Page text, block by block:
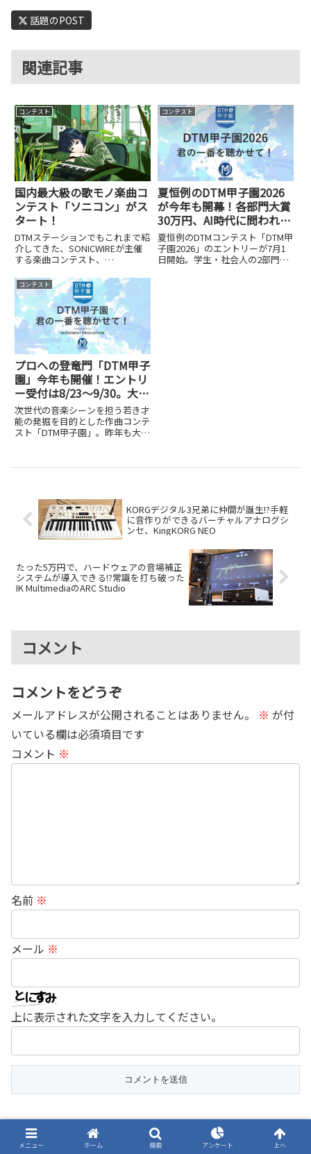
話題のPOST
関連記事
コンテスト
国内最大級の歌モノ楽曲コ
ンテスト「ソニコン」がス
タート！
DTMステーションでもこれまで紹
介してきた、SONICWIREが主催
する楽曲コンテスト、
ニコン」がスタートしました。今
回で6回目を迎えるソニコンは、
本日3月17日（火）から募集を開
始しており、終了...
コンテスト
夏恒例のDTM甲子園2026
が今年も開幕！各部門大賞
30万円、AI時代に問われる
作曲力とは
夏恒例のDTMコンテスト「DTM甲
子園2026」のエントリーが7月1
日開始。学生・社会人の2部門で
コンテスト
プロへの登竜門「DTM甲子
園」今年も開催！エントリ
ー受付は8/23～9/30。大賞
賞金30万円。秋には作曲家
ドラフト会議も
次世代の音楽シーンを担う若き才
能の発掘を目的とした作曲コンテ
スト「DTM甲子園」。昨年も大き
定しました。昨年は747名のエン
KORGデジタル3兄弟に仲間が誕生!?手軽
に音作りができるバーチャルアナログシ
ンセ、KingKORG NEO
たった5万円で、ハードウェアの音場補正
システムが導入できる!?常識を打ち破った
IK MultimediaのARC Studio
コメント
コメントをどうぞ
メールアドレスが公開されることはありません。 ※ が付
いている欄は必須項目です
コメント ※
名前 ※
メール ※
上に表示された文字を入力してください。
ホーム コンテスト
メニュー ホーム 検索 アンケート 上へ